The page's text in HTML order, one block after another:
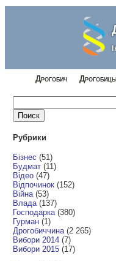
Дрогобич
Рубрики
Бізнес (51)
Будмат (11)
Відео (47)
Відпочинок (152)
Війна (53)
Влада (137)
Господарка (380)
Гурман (1)
Дрогобиччина (2 265)
Вибори 2014 (7)
Вибори 2015 (17)